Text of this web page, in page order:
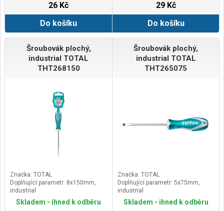
26 Kč
Do košíku
29 Kč
Do košíku
Šroubovák plochý,
industrial TOTAL
THT268150
Značka: TOTAL
Doplňující parametr: 8x150mm,
industrial
Skladem - ihned k odběru
Šroubovák plochý,
industrial TOTAL
THT265075
Značka: TOTAL
Doplňující parametr: 5x75mm,
industrial
Skladem - ihned k odběru